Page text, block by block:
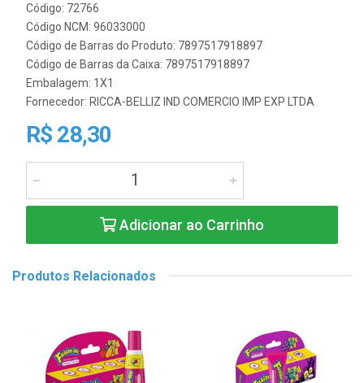
Código: 72766
Código NCM: 96033000
Código de Barras do Produto: 7897517918897
Código de Barras da Caixa: 7897517918897
Embalagem: 1X1
Fornecedor: RICCA-BELLIZ IND COMERCIO IMP EXP LTDA
R$ 28,30
Adicionar ao Carrinho
Produtos Relacionados